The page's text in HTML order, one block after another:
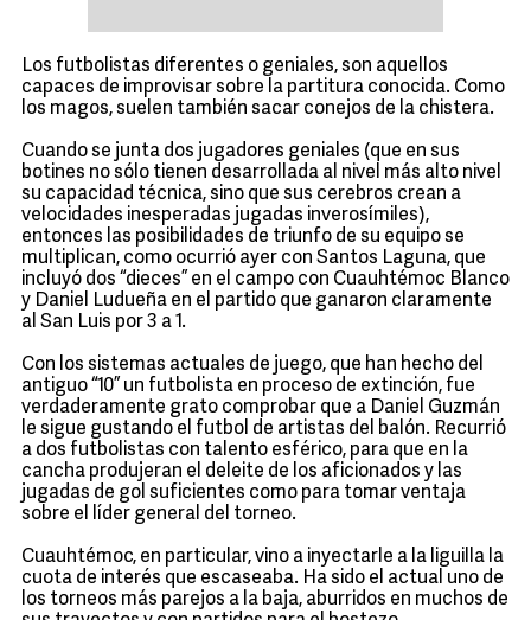
Los futbolistas diferentes o geniales, son aquellos
capaces de improvisar sobre la partitura conocida. Como
los magos, suelen también sacar conejos de la chistera.
Cuando se junta dos jugadores geniales (que en sus
botines no sólo tienen desarrollada al nivel más alto nivel
su capacidad técnica, sino que sus cerebros crean a
velocidades inesperadas jugadas inverosímiles),
entonces las posibilidades de triunfo de su equipo se
multiplican, como ocurrió ayer con Santos Laguna, que
incluyó dos “dieces” en el campo con Cuauhtémoc Blanco
y Daniel Ludueña en el partido que ganaron claramente
al San Luis por 3 a 1.
Con los sistemas actuales de juego, que han hecho del
antiguo “10” un futbolista en proceso de extinción, fue
verdaderamente grato comprobar que a Daniel Guzmán
le sigue gustando el futbol de artistas del balón. Recurrió
a dos futbolistas con talento esférico, para que en la
cancha produjeran el deleite de los aficionados y las
jugadas de gol suficientes como para tomar ventaja
sobre el líder general del torneo.
Cuauhtémoc, en particular, vino a inyectarle a la liguilla la
cuota de interés que escaseaba. Ha sido el actual uno de
los torneos más parejos a la baja, aburridos en muchos de